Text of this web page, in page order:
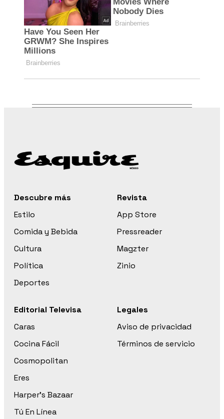
Descubre más
Estilo
Comida y Bebida
Cultura
Política
Deportes
Revista
App Store
Pressreader
Magzter
Zinio
Editorial Televisa
Caras
Cocina Fácil
Cosmopolitan
Eres
Harper’s Bazaar
Tú En Línea
Legales
Aviso de privacidad
Términos de servicio